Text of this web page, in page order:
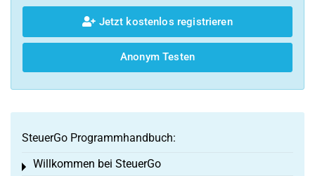
Jetzt kostenlos registrieren
Anonym Testen
SteuerGo Programmhandbuch:
Willkommen bei SteuerGo
Toggle menu